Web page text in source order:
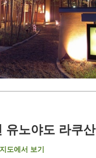
유노야도 라쿠산
지도에서 보기